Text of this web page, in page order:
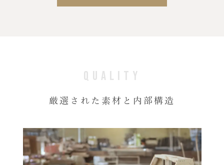
QUALITY
厳選された素材と内部構造